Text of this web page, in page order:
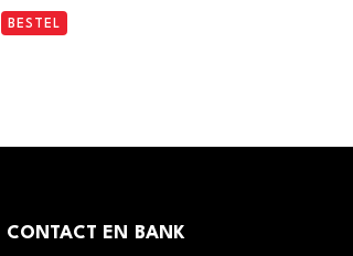
BESTEL
CONTACT EN BANK